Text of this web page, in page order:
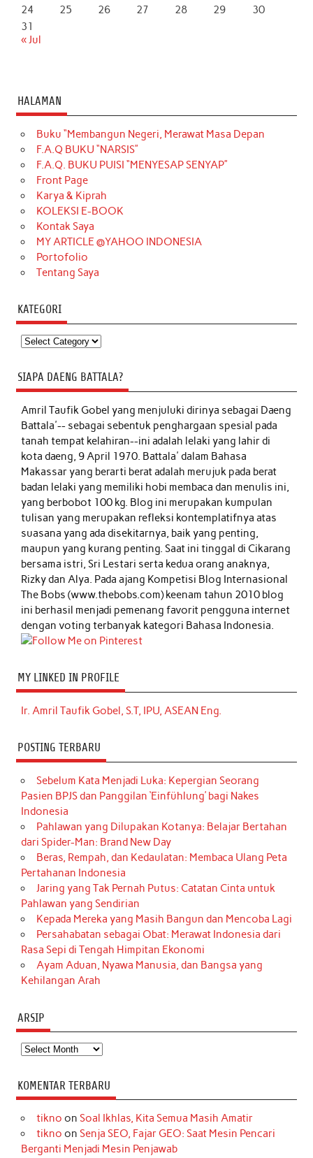
24
25 26 27 28 29
30
31
« Jul
HALAMAN
Buku “Membangun Negeri, Merawat Masa Depan
F.A.Q BUKU “NARSIS”
F.A.Q. BUKU PUISI “MENYESAP SENYAP”
Front Page
Karya & Kiprah
KOLEKSI E-BOOK
Kontak Saya
MY ARTICLE @YAHOO INDONESIA
Portofolio
Tentang Saya
KATEGORI
Kategori
SIAPA DAENG BATTALA?
Amril Taufik Gobelyang menjuluki dirinya sebagai Daeng
Battala'-- sebagai sebentuk penghargaan spesial pada
tanah tempat kelahiran--ini adalah lelaki yang lahir di
kota daeng, 9 April 1970. Battala' dalam Bahasa
Makassar yang berarti berat adalah merujuk pada berat
badan lelaki yang memiliki hobi membaca dan menulis ini,
yang berbobot 100 kg. Blog ini merupakan kumpulan
tulisan yang merupakan refleksi kontemplatifnya atas
suasana yang ada disekitarnya, baik yang penting,
maupun yang kurang penting. Saat ini tinggal di Cikarang
bersama istri, Sri Lestari serta kedua orang anaknya,
Rizky dan Alya. Pada ajang Kompetisi Blog Internasional
The Bobs (www.thebobs.com) keenam tahun 2010 blog
ini berhasil menjadi pemenang favorit pengguna internet
dengan voting terbanyak kategori Bahasa Indonesia.
MY LINKED IN PROFILE
Ir. Amril Taufik Gobel, S.T, IPU, ASEAN Eng.
POSTING TERBARU
Sebelum Kata Menjadi Luka: Kepergian Seorang
Pasien BPJS dan Panggilan ‘Einfühlung’ bagi Nakes
Indonesia
Pahlawan yang Dilupakan Kotanya: Belajar Bertahan
dari Spider-Man: Brand New Day
Beras, Rempah, dan Kedaulatan: Membaca Ulang Peta
Pertahanan Indonesia
Jaring yang Tak Pernah Putus: Catatan Cinta untuk
Pahlawan yang Sendirian
Kepada Mereka yang Masih Bangun dan Mencoba Lagi
Persahabatan sebagai Obat: Merawat Indonesia dari
Rasa Sepi di Tengah Himpitan Ekonomi
Ayam Aduan, Nyawa Manusia, dan Bangsa yang
Kehilangan Arah
ARSIP
Arsip
KOMENTAR TERBARU
tikno on Soal Ikhlas, Kita Semua Masih Amatir
tikno on Senja SEO, Fajar GEO: Saat Mesin Pencari
Berganti Menjadi Mesin Penjawab